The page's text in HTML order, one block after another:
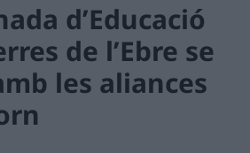
d’Educació
de l’Ebre se
les aliances